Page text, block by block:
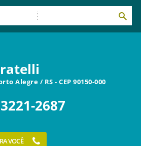
Alegre / RS - CEP90150-000
2687
VOCÊ